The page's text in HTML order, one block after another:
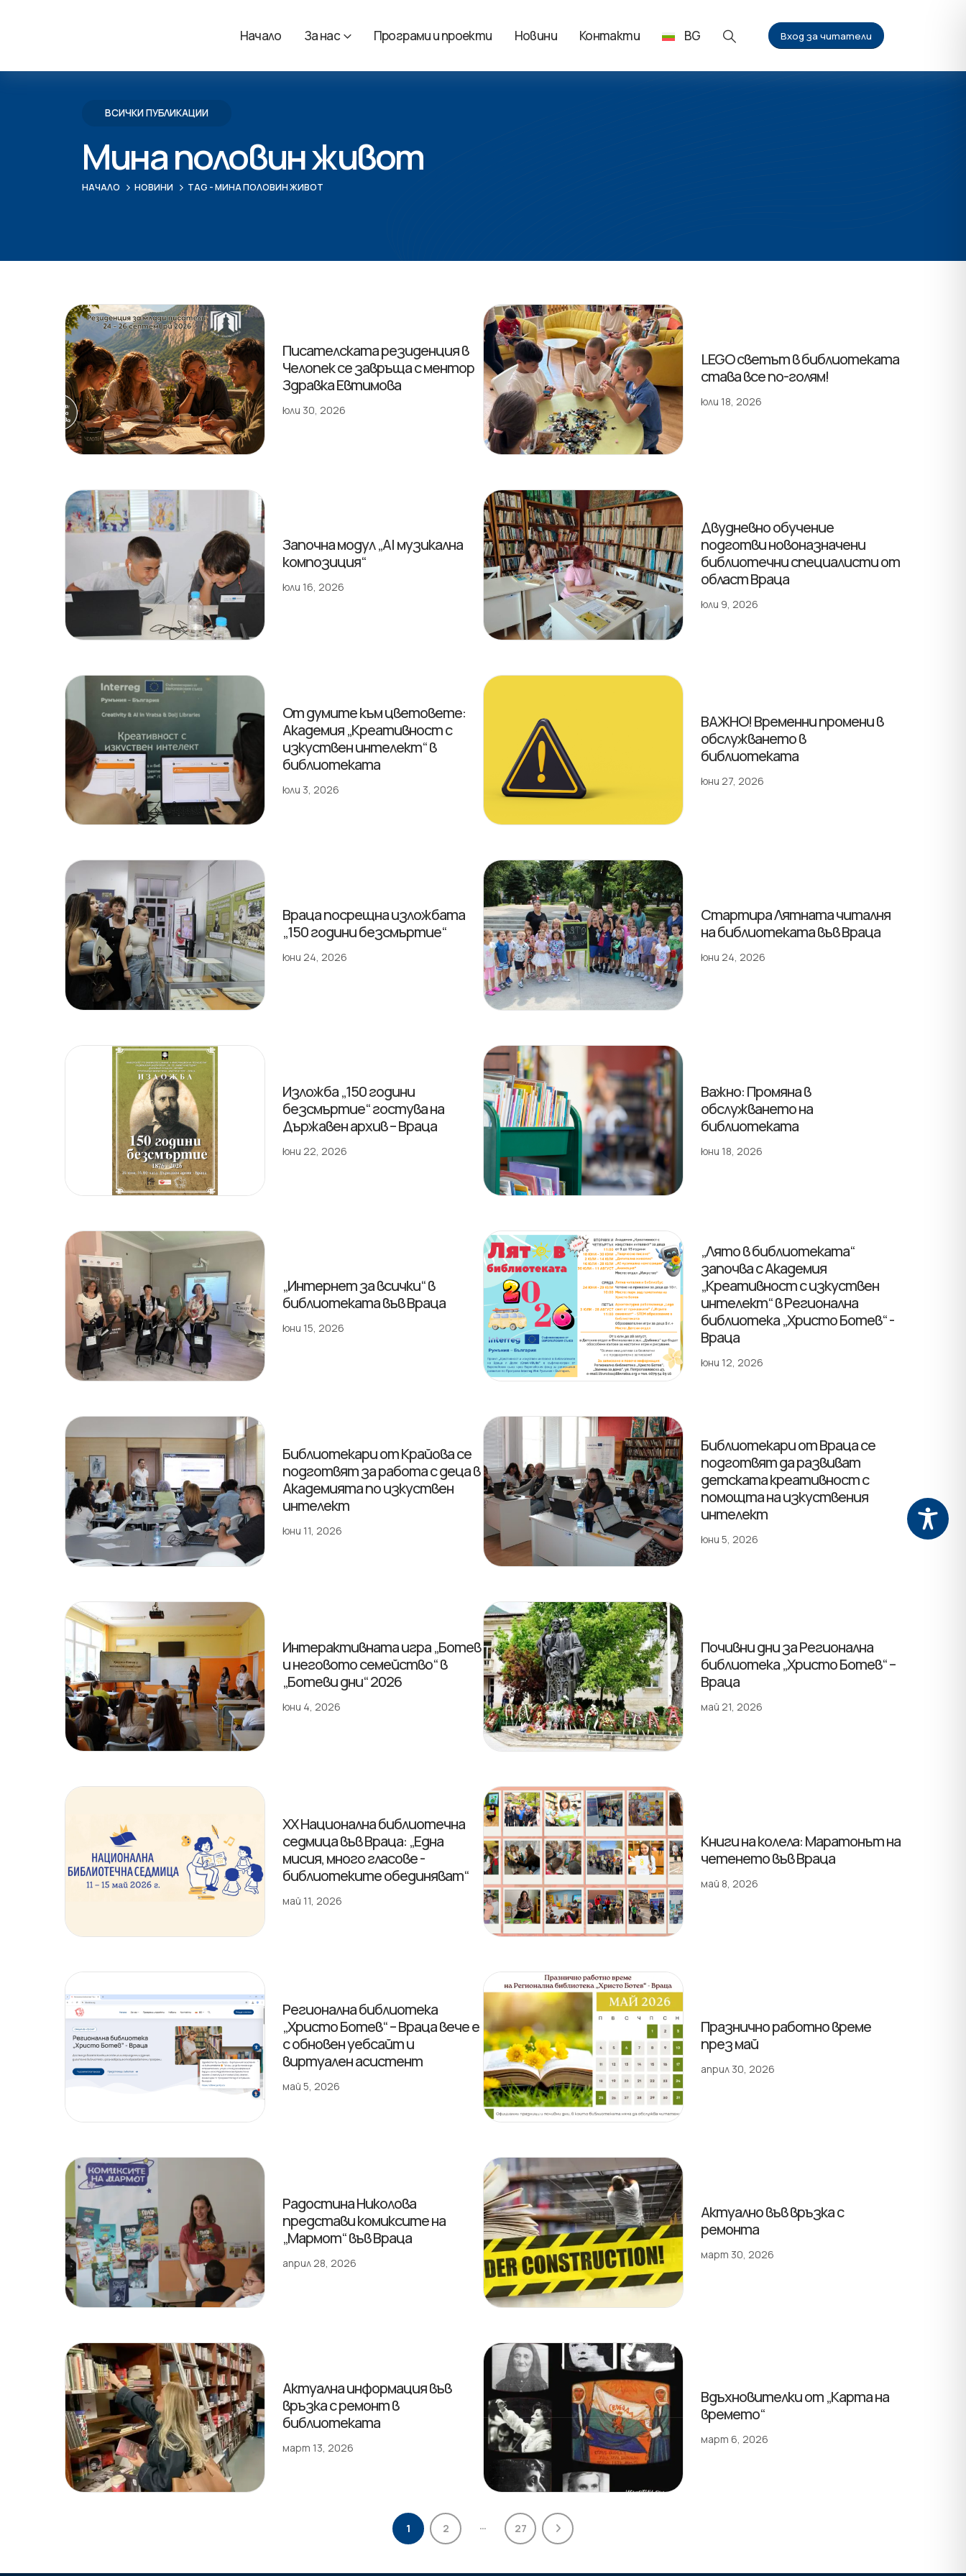
Начало За нас Програми и проекти Новини Контакти BG Вход за читатели
ВСИЧКИ ПУБЛИКАЦИИ
Мина половин живот
НАЧАЛО НОВИНИ TAG -МИНА ПОЛОВИН ЖИВОТ
Писателската резиденция в
Челопек се завръща с ментор
Здравка Евтимова
юли 30, 2026
LEGO светът в библиотеката
става все по-голям!
юли 18, 2026
Започна модул „AI музикална
композиция“
юли 16, 2026
Двудневно обучение
подготви новоназначени
библиотечни специалисти от
област Враца
юли 9, 2026
От думите към цветовете:
Академия „Креативност с
изкуствен интелект“ в
библиотеката
юли 3, 2026
ВАЖНО! Временни промени в
обслужването в
библиотеката
юни 27, 2026
Враца посрещна изложбата
„150 години безсмъртие“
юни 24, 2026
Стартира Лятната читалня
на библиотеката във Враца
юни 24, 2026
Изложба „150 години
безсмъртие“ гостува на
Държавен архив – Враца
юни 22, 2026
Важно: Промяна в
обслужването на
библиотеката
юни 18, 2026
„Интернет за всички“ в
библиотеката във Враца
юни 15, 2026
„Лято в библиотеката“
започва с Академия
„Креативност с изкуствен
интелект“ в Регионална
библиотека „Христо Ботев“ -
Враца
юни 12, 2026
Библиотекари от Крайова се
подготвят за работа с деца в
Академията по изкуствен
интелект
юни 11, 2026
Библиотекари от Враца се
подготвят да развиват
детската креативност с
помощта на изкуствения
интелект
юни 5, 2026
Интерактивната игра „Ботев
и неговото семейство“ в
„Ботеви дни“ 2026
юни 4, 2026
Почивни дни за Регионална
библиотека „Христо Ботев“ –
Враца
май 21, 2026
XX Национална библиотечна
седмица във Враца: „Една
мисия, много гласове -
библиотеките обединяват“
май 11, 2026
Книги на колела: Маратонът на
четенето във Враца
май 8, 2026
Регионална библиотека
„Христо Ботев“ – Враца вече е
с обновен уебсайт и
виртуален асистент
май 5, 2026
Празнично работно време
през май
април 30, 2026
Радостина Николова
представи комиксите на
„Мармот“ във Враца
април 28, 2026
Актуално във връзка с
ремонта
март 30, 2026
Актуална информация във
връзка с ремонт в
библиотеката
март 13, 2026
Вдъхновителки от „Карта на
времето“
март 6, 2026
1 2 … 27